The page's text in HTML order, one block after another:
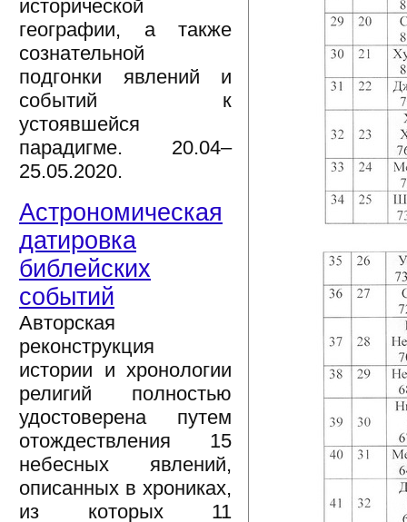
исторической
географии, а также
сознательной
подгонки явлений и
событий к
устоявшейся
парадигме. 20.04–
25.05.2020.
Астрономическая
датировка
библейских
событий
Авторская
реконструкция
истории и хронологии
религий полностью
удостоверена путем
отождествления 15
небесных явлений,
описанных в хрониках,
из которых 11